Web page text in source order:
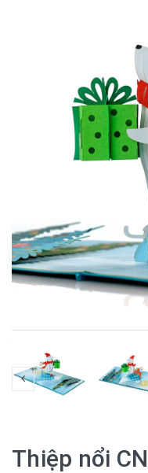
Thiệp nổi